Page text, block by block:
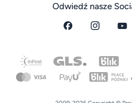
Odwiedź nasze